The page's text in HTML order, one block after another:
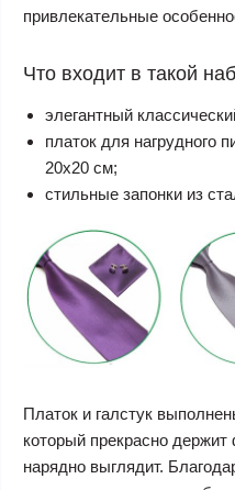
привлекательные
Что входит в такой
элегантный
платок для нагрудного
20х20 см;
стильные запонки из
Платок и галстук
который прекрасно держит
нарядно выглядит.